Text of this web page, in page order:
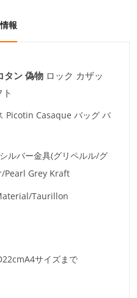
報
タン 偽物 ロック カザッ
Picotin Casaque バッグ バ
ルバー金具(グリペルル/グ
Pearl Grey Kraft
Taurillon
サイズまで